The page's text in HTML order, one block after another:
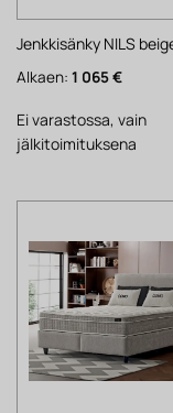
Jenkkisänky NILS
Alkaen: 1 065€
Ei varastossa, vain
jälkitoimituksena